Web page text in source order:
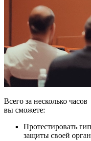
Всего за несколько часов
вы сможете:
Протестировать
защиты своей